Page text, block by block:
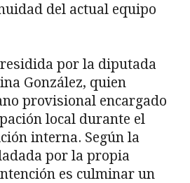
del actual equipo
por la diputada
González, quien
provisional encargado
local durante el
interna. Según la
por la propia
es culminar un